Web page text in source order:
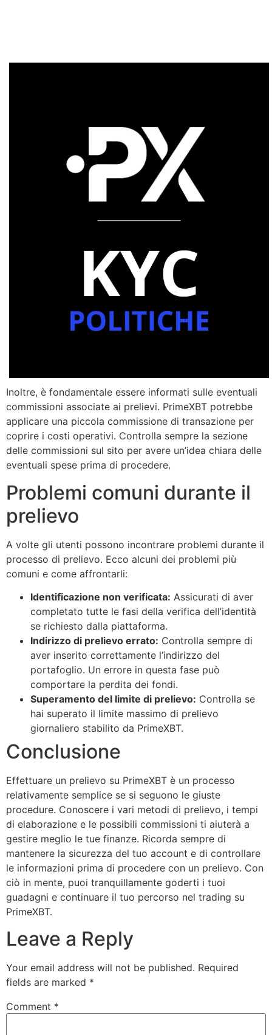
Inoltre, è fondamentale essere informati sulle eventuali
commissioni associate ai prelievi. PrimeXBT potrebbe
applicare una piccola commissione di transazione per
coprire i costi operativi. Controlla sempre la sezione
delle commissioni sul sito per avere un’idea chiara delle
eventuali spese prima di procedere.
Problemi comuni durante il
prelievo
A volte gli utenti possono incontrare problemi durante il
processo di prelievo. Ecco alcuni dei problemi più
comuni e come affrontarli:
Identificazione non verificata: Assicurati di aver
completato tutte le fasi della verifica dell’identità
se richiesto dalla piattaforma.
Indirizzo di prelievo errato: Controlla sempre di
aver inserito correttamente l’indirizzo del
portafoglio. Un errore in questa fase può
comportare la perdita dei fondi.
Superamento del limite di prelievo: Controlla se
hai superato il limite massimo di prelievo
giornaliero stabilito da PrimeXBT.
Conclusione
Effettuare un prelievo su PrimeXBT è un processo
relativamente semplice se si seguono le giuste
procedure. Conoscere i vari metodi di prelievo, i tempi
di elaborazione e le possibili commissioni ti aiuterà a
gestire meglio le tue finanze. Ricorda sempre di
mantenere la sicurezza del tuo account e di controllare
le informazioni prima di procedere con un prelievo. Con
ciò in mente, puoi tranquillamente goderti i tuoi
guadagni e continuare il tuo percorso nel trading su
PrimeXBT.
Leave a Reply
Your email address will not be published. Required
fields are marked *
Comment *